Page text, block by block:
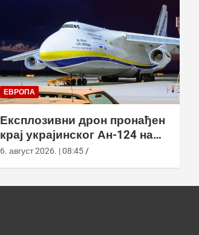
ЕВРОПА
Експлозивни дрон пронађен
крај украјинског Ан-124 на
аеродрому у Лајпцигу
6. август 2026. | 08:45